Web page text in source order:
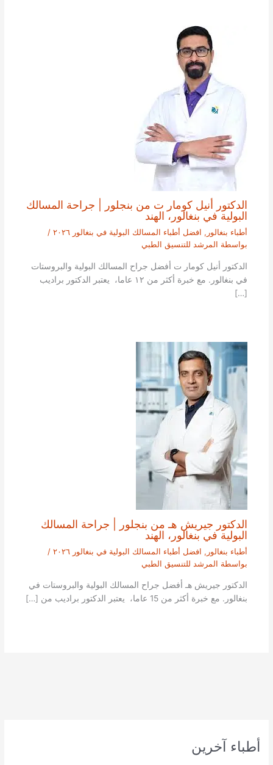
أطباء آخرين
الدكتور أنيل كومار ت من بنجلور | جراحة المسالك
البولية في بنغالور، الهند
أطباء بنغالور , افضل أطباء المسالك البولية في بنغالور ٢٠٢٦
/
بواسطة المرشد للتنسيق الطبي
الدكتور أنيل كومار ت أفضل جراح المسالك البولية والبروستات
في بنغالور. مع خبرة أكثر من ١٢ عاما، يعتبر الدكتور براديب
[…]
الدكتور جيريش هـ من بنجلور | جراحة المسالك
البولية في بنغالور، الهند
أطباء بنغالور , افضل أطباء المسالك البولية في بنغالور ٢٠٢٦
/
بواسطة المرشد للتنسيق الطبي
الدكتور جيريش هـ أفضل جراح المسالك البولية والبروستات في
بنغالور. مع خبرة أكثر من 15 عاما، يعتبر الدكتور براديب من […]